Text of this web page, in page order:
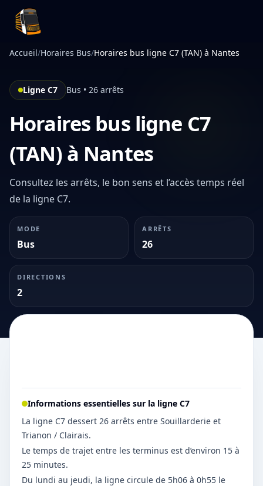
Infotan
Accueil/Horaires Bus/Horaires bus ligne C7 (TAN) à Nantes
Ligne C7 Bus • 26 arrêts
Horaires bus ligne C7
(TAN) à Nantes
Consultez les arrêts, le bon sens et l’accès temps réel
de la ligne C7.
MODE
Bus
ARRÊTS
26
DIRECTIONS
2
Informations essentielles sur la ligne C7
La ligne C7 dessert 26 arrêts entre Souillarderie et
Trianon / Clairais.
Le temps de trajet entre les terminus est d’environ 15 à
25 minutes.
Du lundi au jeudi, la ligne circule de 5h06 à 0h55 le